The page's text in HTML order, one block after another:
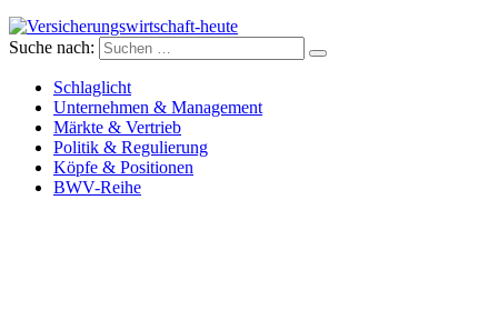
Versicherungswirtschaft-heute
Suche nach:
Schlaglicht
Unternehmen & Management
Märkte & Vertrieb
Politik & Regulierung
Köpfe & Positionen
BWV-Reihe